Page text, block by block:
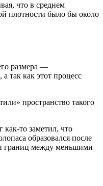
что в среднем
плотности было бы около
размера —
так как этот процесс
пространство такого
то заметил, что
образовался после
границ между меньшими